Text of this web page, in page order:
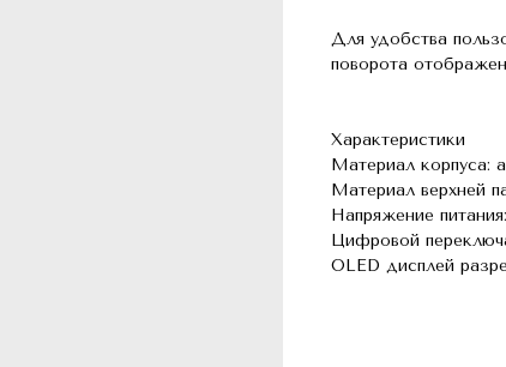
Для удобства
поворота
Характеристики
Материал корпуса:
Материал верхней
Напряжение
Цифровой
OLED дисплей